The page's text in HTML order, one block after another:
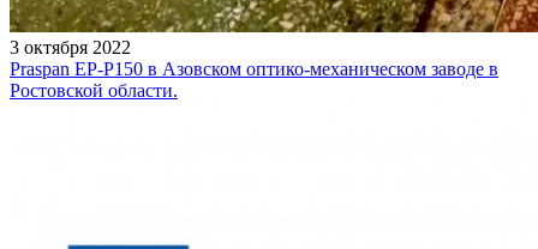
3 октября 2022
Praspan EP-P150 в Азовском оптико-механическом заводе в
Ростовской области.